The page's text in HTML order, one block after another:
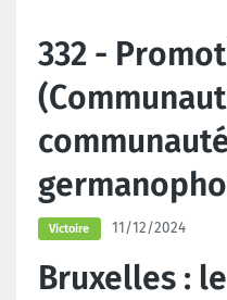
332 -
Victoire 11/12/2024
Bruxelles :